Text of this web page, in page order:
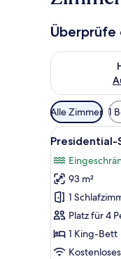
Überprüfe
Überprüfe
Verfügbare
Filter
für
Alle Zimmer 1
Alle
Fotos
für
Presidential-
Suite
anzeigen
18
Presidential-
93 m²
1
Platz für 4
1 King-Bett